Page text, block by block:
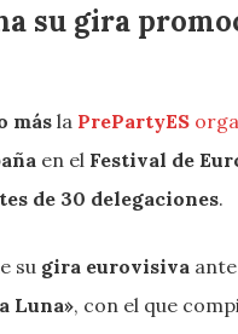
su gira
más la PrePartyES
en el Festival de
de 30 delegaciones.
su gira eurovisiva
Luna», con el que